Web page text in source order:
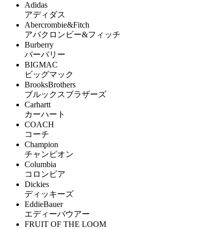
Adidas
アディダス
Abercrombie&Fitch
アバクロンビー&フィッチ
Burberry
バーバリー
BIGMAC
ビッグマック
BrooksBrothers
ブルックスブラザーズ
Carhartt
カーハート
COACH
コーチ
Champion
チャンピオン
Columbia
コロンビア
Dickies
ディッキーズ
EddieBauer
エディーバウアー
FRUIT OF THE LOOM